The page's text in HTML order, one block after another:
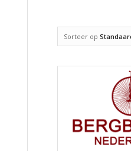
Sorteer op